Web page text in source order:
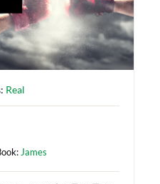
Real
James